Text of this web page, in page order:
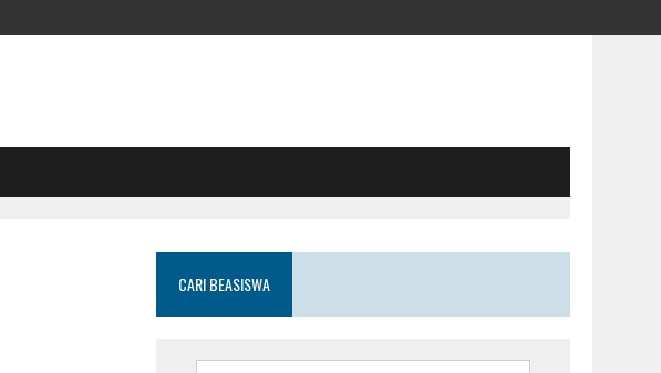
CARI BEASISWA